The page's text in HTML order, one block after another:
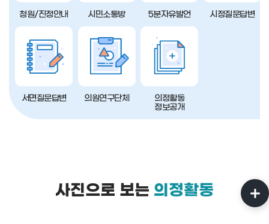
청원/진정안내 시민소통방 5분자유발언 시정질문답변
서면질문답변 의원연구단체
의정활동
정보공개
사진으로 보는 의정활동